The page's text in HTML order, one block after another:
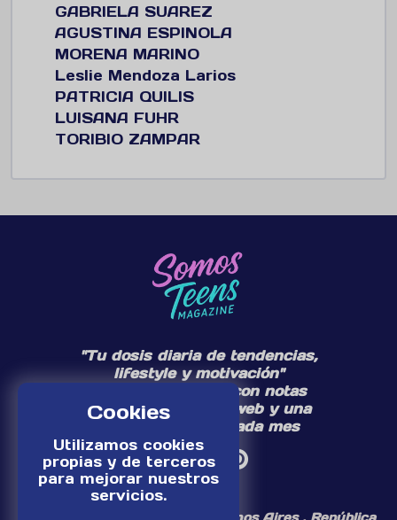
Cookies
Utilizamos cookies
propias y de terceros
para mejorar nuestros
servicios.
GABRIELA SUAREZ
AGUSTINA ESPINOLA
MORENA MARINO
Leslie Mendoza Larios
PATRICIA QUILIS
LUISANA FUHR
TORIBIO ZAMPAR
"Tu dosis diaria de tendencias,
lifestyle y motivación"
Te acompañamos con notas
diarias en nuestra web y una
edición especial cada mes